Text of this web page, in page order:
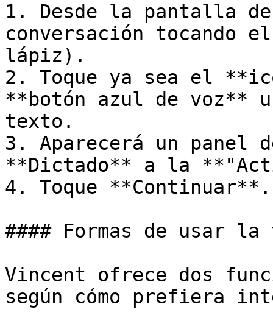
1. Desde la pantalla
conversación tocando
lápiz).
2. Toque ya sea el
**botón azul de voz**
texto.
3. Aparecerá un panel
**Dictado** a la
4. Toque **Continuar**.
#### Formas de usar la
Vincent ofrece dos
según cómo prefiera